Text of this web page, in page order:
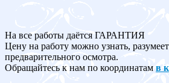
На все работы даётся ГАРАНТИЯ
Цену на работу можно узнать,
предварительного осмотра.
Обращайтесь к нам по координатам в